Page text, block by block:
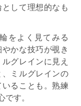
して理想的なも
をよく見てみる
かな技巧が覗き
グレインに見え
ミルグレインの
ることも。熟練
です。